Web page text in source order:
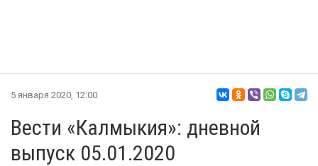
5 января 2020, 12:00
Вести «Калмыкия»: дневной
выпуск 05.01.2020